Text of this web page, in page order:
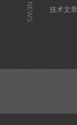
NEWS
技术文